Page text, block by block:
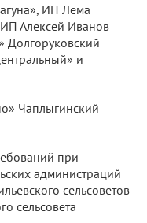
ИП Лема
Алексей Иванов
и
Чаплыгинский
при
администраций
сельсоветов
сельсовета